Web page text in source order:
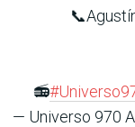
📻
— Universo 970